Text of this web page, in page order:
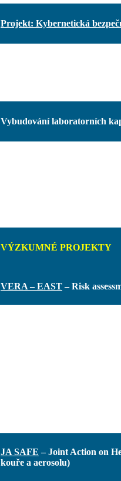
Projekt: Kybernetická
Vybudování laboratorních
VÝZKUMNÉ PROJEKTY
VERA – EAST– Risk
JA SAFE – Joint Action on
kouře a aerosolu)